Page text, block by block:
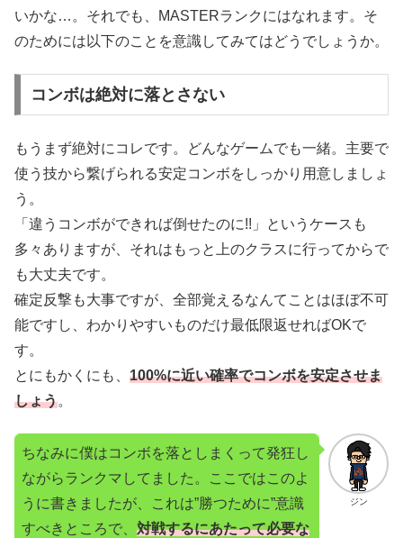
いかな…。それでも、MASTERランクにはなれます。そ
のためには以下のことを意識してみてはどうでしょうか。
コンボは絶対に落とさない
もうまず絶対にコレです。どんなゲームでも一緒。主要で
使う技から繋げられる安定コンボをしっかり用意しましょ
う。
「違うコンボができれば倒せたのに!!」というケースも
多々ありますが、それはもっと上のクラスに行ってからで
も大丈夫です。
確定反撃も大事ですが、全部覚えるなんてことはほぼ不可
能ですし、わかりやすいものだけ最低限返せればOKで
す。
とにもかくにも、 100%に近い確率でコンボを安定させま
しょう。
ジン
ちなみに僕はコンボを落としまくって発狂し
ながらランクマしてました。ここではこのよ
うに書きましたが、これは”勝つために”意識
すべきところで、 対戦するにあたって必要な